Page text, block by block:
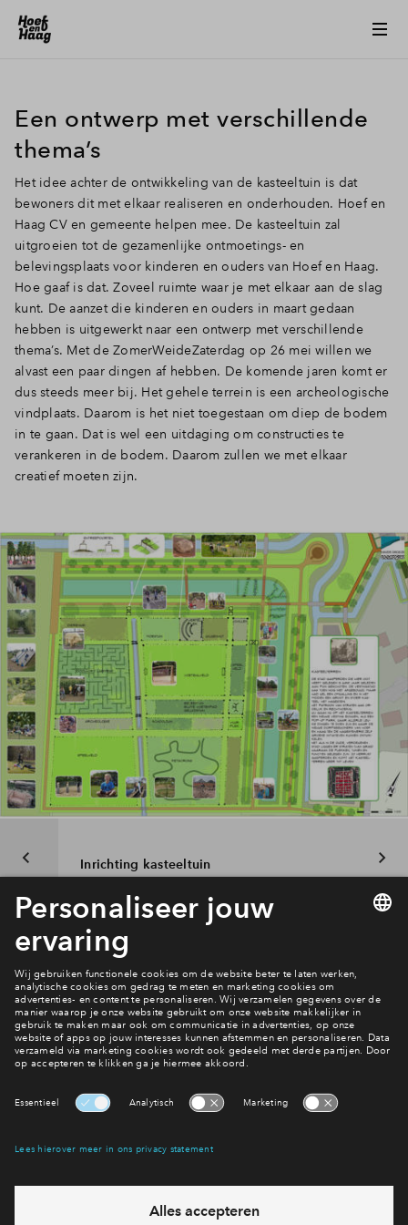
Een ontwerp met verschillende
thema’s
Het idee achter de ontwikkeling van de kasteeltuin is dat
bewoners dit met elkaar realiseren en onderhouden. Hoef en
Haag CV en gemeente helpen mee. De kasteeltuin zal
uitgroeien tot de gezamenlijke ontmoetings- en
belevingsplaats voor kinderen en ouders van Hoef en Haag.
Hoe gaaf is dat. Zoveel ruimte waar je met elkaar aan de slag
kunt. De aanzet die kinderen en ouders in maart gedaan
hebben is uitgewerkt naar een ontwerp met verschillende
thema’s. Met de ZomerWeideZaterdag op 26 mei willen we
alvast een paar dingen af hebben. De komende jaren komt er
dus steeds meer bij. Het gehele terrein is een archeologische
vindplaats. Daarom is het niet toegestaan om diep de bodem
in te gaan. Dat is wel een uitdaging om constructies te
verankeren in de bodem. Daarom zullen we met elkaar
creatief moeten zijn.
Inrichting kasteeltuin
Interesse? Meld je dan snel aan
eventuele projecten
Ja, ik wil mij aanmelden
Heb je een vraag en wil je direct antwoord? Bel ons op
6 dagen per week beschikbaar (behalve tijdens
vandaag van 09:00 - 18:00 uur